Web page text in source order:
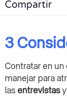
Compartir
3
Contratar en un
manejar para
las entrevistas y